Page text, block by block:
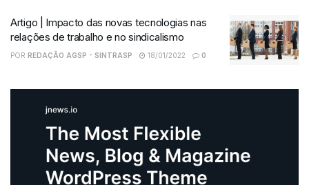
Artigo | Impacto das novas tecnologias nas
relações de trabalho e no sindicalismo
POR REDAÇÃO AGSP - SINTRASP 18/01/2022 0